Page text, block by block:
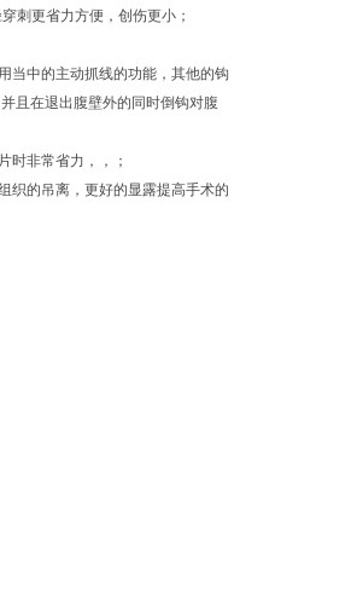
刺更省力方便，创伤更小；
当中的主动抓线的功能，其他的钩
且在退出腹壁外的同时倒钩对腹
时非常省力，，；
织的吊离，更好的显露提高手术的